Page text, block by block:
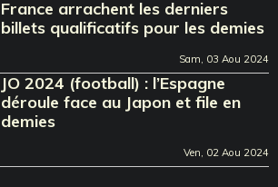
France arrachent les derniers
billets qualificatifs pour les demies
Sam, 03 Aou 2024
JO 2024 (football) : l’Espagne
déroule face au Japon et file en
demies
Ven, 02 Aou 2024